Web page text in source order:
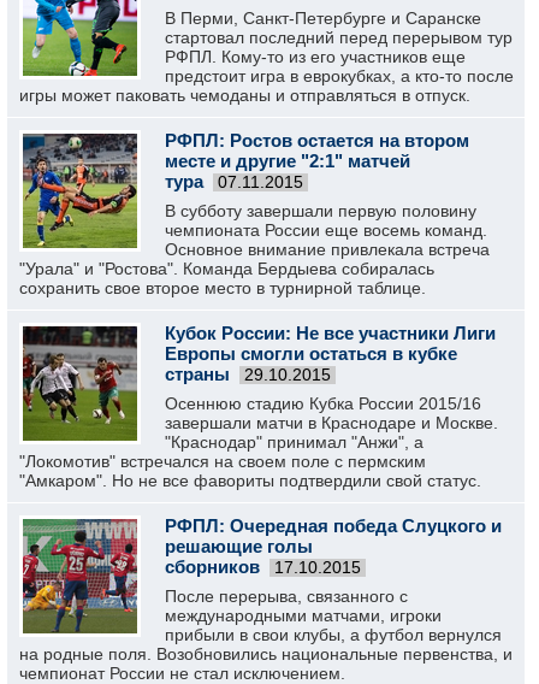
В Перми, Санкт-Петербурге и Саранске
стартовал последний перед перерывом тур
РФПЛ. Кому-то из его участников еще
предстоит игра в еврокубках, а кто-то после
игры может паковать чемоданы и отправляться в отпуск.
РФПЛ: Ростов остается на втором
месте и другие "2:1" матчей
тура
07.11.2015
В субботу завершали первую половину
чемпионата России еще восемь команд.
Основное внимание привлекала встреча
"Урала" и "Ростова". Команда Бердыева собиралась
сохранить свое второе место в турнирной таблице.
Кубок России: Не все участники Лиги
Европы смогли остаться в кубке
страны
29.10.2015
Осеннюю стадию Кубка России 2015/16
завершали матчи в Краснодаре и Москве.
"Краснодар" принимал "Анжи", а
"Локомотив" встречался на своем поле с пермским
"Амкаром". Но не все фавориты подтвердили свой статус.
РФПЛ: Очередная победа Слуцкого и
решающие голы
сборников
17.10.2015
После перерыва, связанного с
международными матчами, игроки
прибыли в свои клубы, а футбол вернулся
на родные поля. Возобновились национальные первенства, и
чемпионат России не стал исключением.